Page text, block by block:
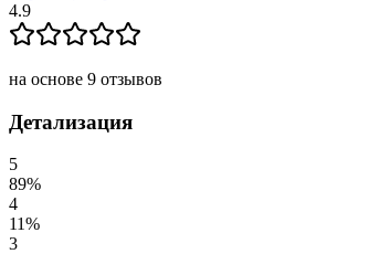
4.9
на основе 9 отзывов
Детализация
5
89%
4
11%
3